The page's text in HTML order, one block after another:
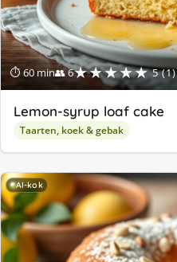
⏱ 60 min👥 6★★★★★ 5 (1)
Lemon-syrup loaf cake
Taarten, koek & gebak
AI-kok